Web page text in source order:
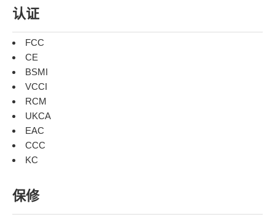
认证
FCC
CE
BSMI
VCCI
RCM
UKCA
EAC
CCC
KC
保修